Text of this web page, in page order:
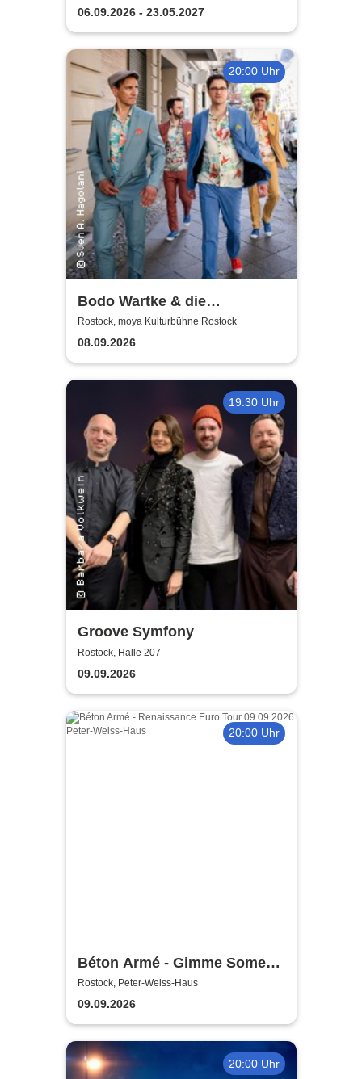
06.09.2026 - 23.05.2027
20:00 Uhr
Bodo Wartke & die
SchönenGutenA-Band - In
guter Begleitung
Rostock, moya Kulturbühne Rostock
08.09.2026
19:30 Uhr
Groove Symfony
Rostock, Halle 207
09.09.2026
20:00 Uhr
Béton Armé - Gimme Some
Action presents
Rostock, Peter-Weiss-Haus
09.09.2026
20:00 Uhr